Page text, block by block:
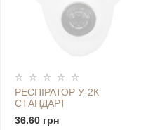
РЕСПІРАТОР У-2К
СТАНДАРТ
36.60 грн